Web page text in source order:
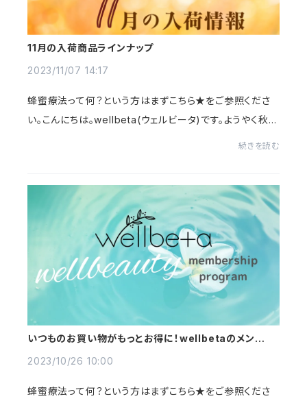
11月の入荷商品ラインナップ
2023/11/07 14:17
蜂蜜療法って何？という方はまずこちら★をご参照くださ
い。こんにちは。wellbeta(ウェルビータ)です。ようやく秋め
続きを読む
いつものお買い物がもっとお得に！wellbetaのメンバー
2023/10/26 10:00
蜂蜜療法って何？という方はまずこちら★をご参照くださ